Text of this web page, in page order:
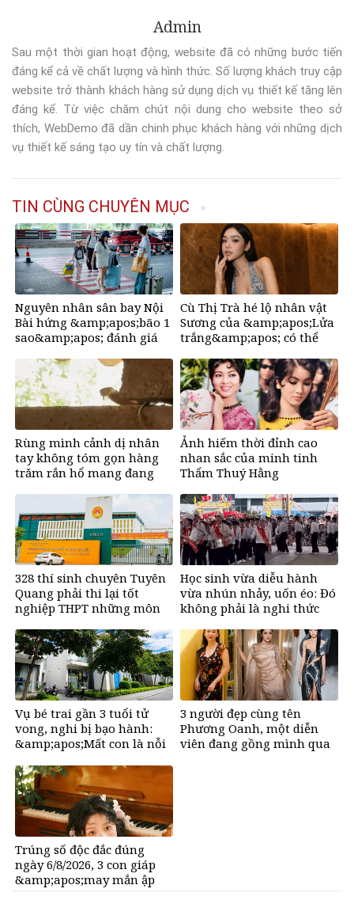
Admin
Sau một thời gian hoạt động, website đã có những bước tiến
đáng kể cả về chất lượng và hình thức. Số lượng khách truy cập
website trở thành khách hàng sử dụng dịch vụ thiết kế tăng lên
đáng kể. Từ việc chăm chút nội dung cho website theo sở
thích, WebDemo đã dần chinh phục khách hàng với những dịch
vụ thiết kế sáng tạo uy tín và chất lượng.
TIN CÙNG CHUYÊN MỤC
Nguyên nhân sân bay Nội
Bài hứng &amp;apos;bão 1
sao&amp;apos; đánh giá
Cù Thị Trà hé lộ nhân vật
Sương của &amp;apos;Lửa
trắng&amp;apos; có thể
nào&amp;apos;
Rùng mình cảnh dị nhân
tay không tóm gọn hàng
trăm rắn hổ mang đang
Ảnh hiếm thời đỉnh cao
nhan sắc của minh tinh
Thẩm Thuý Hằng
328 thí sinh chuyên Tuyên
Quang phải thi lại tốt
nghiệp THPT những môn
Học sinh vừa diễu hành
vừa nhún nhảy, uốn éo: Đó
không phải là nghi thức
Vụ bé trai gần 3 tuổi tử
vong, nghi bị bạo hành:
&amp;apos;Mất con là nỗi
3 người đẹp cùng tên
Phương Oanh, một diễn
viên đang gồng mình qua
Trúng số độc đắc đúng
ngày 6/8/2026, 3 con giáp
&amp;apos;may mắn ập